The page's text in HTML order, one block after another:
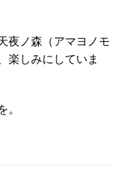
夜ノ森（アマヨノモ
楽しみにしていま